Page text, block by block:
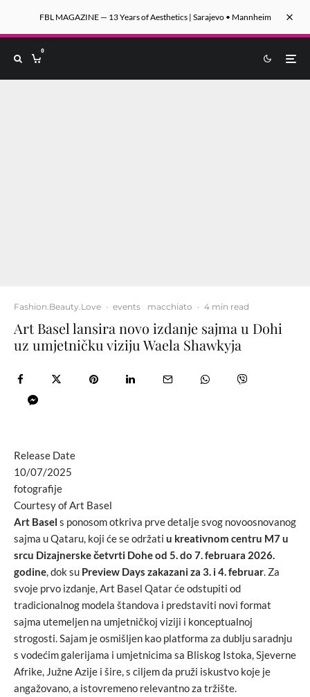
FBL MAGAZINE — 13 Years of Aesthetics | Sarajevo • Mannheim
0
Fashion.Beauty.Love · events macchiato · 4 min read
Art Basel lansira novo izdanje sajma u Dohi
uz umjetničku viziju Waela Shawkyja
Release Date
10/07/2025
fotografije
Courtesy of Art Basel
Art Basel s ponosom otkriva prve detalje svog novoosnovanog
sajma u Qataru, koji će se održati u kreativnom centru M7 u
srcu Dizajnerske četvrti Dohe od 5. do 7. februara 2026.
godine, dok su Preview Days zakazani za 3. i 4. februar. Za
svoje prvo izdanje, Art Basel Qatar će odstupiti od
tradicionalnog modela štandova i predstaviti novi format
sajma utemeljen na umjetničkoj viziji i konceptualnoj
strogosti. Sajam je osmišljen kao platforma za dublju saradnju
s vodećim galerijama i umjetnicima sa Bliskog Istoka, Sjeverne
Afrike, Južne Azije i šire, s ciljem da pruži iskustvo koje je
angažovano, a istovremeno relevantno za tržište.